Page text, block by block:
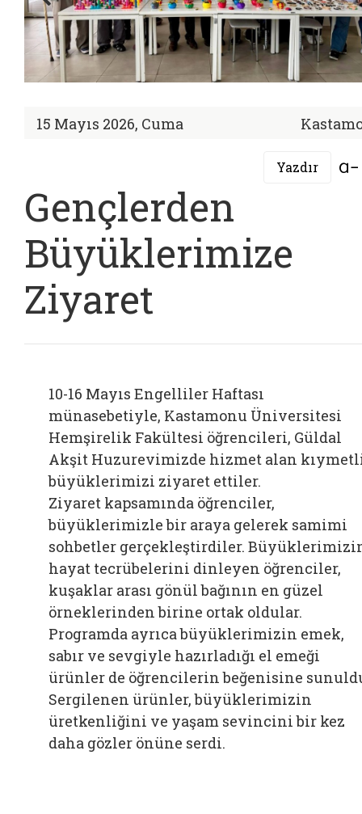
15 Mayıs 2026, Cuma
Yazdır
Gençlerden
Büyüklerimize
Ziyaret
10-16 Mayıs Engelliler Haftası
münasebetiyle, Kastamonu Üniversitesi
Hemşirelik Fakültesi öğrencileri, Güldal
Akşit Huzurevimizde hizmet alan
büyüklerimizi ziyaret ettiler.
Ziyaret kapsamında öğrenciler,
büyüklerimizle bir araya gelerek samimi
sohbetler gerçekleştirdiler.
hayat tecrübelerini dinleyen öğrenciler,
kuşaklar arası gönül bağının en güzel
örneklerinden birine ortak oldular.
Programda ayrıca büyüklerimizin emek,
sabır ve sevgiyle hazırladığı el emeği
ürünler de öğrencilerin beğenisine
Sergilenen ürünler, büyüklerimizin
üretkenliğini ve yaşam sevincini bir kez
daha gözler önüne serdi.